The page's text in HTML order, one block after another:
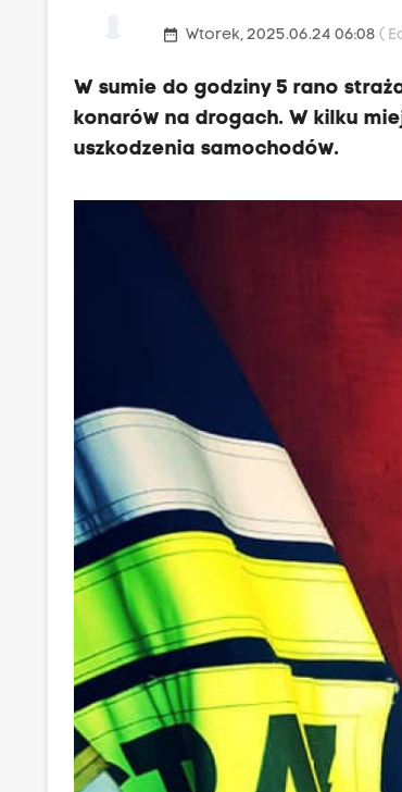
date_range Wtorek, 2025.06.24 06:08(
W sumie do godziny 5 rano
konarów na drogach. W kilku
uszkodzenia samochodów.